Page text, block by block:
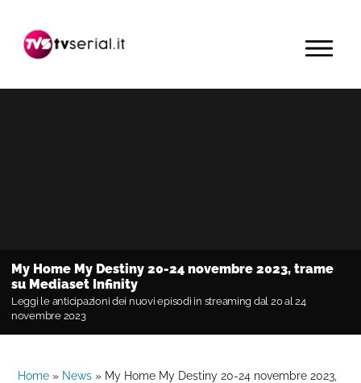
navigazione
contenuto
barra
primaria
MENU
My Home My Destiny 20-24 novembre 2023, trame
su Mediaset Infinity
Leggi le anticipazioni dei nuovi episodi in streaming dal 20 al 24
novembre 2023
Home » News » My Home My Destiny 20-24 novembre 2023,